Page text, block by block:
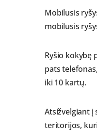
Mobilusis
mobilusis
Ryšio kokybę
pats
iki 10 kartų.
Atsižvelgiant
teritorijos,